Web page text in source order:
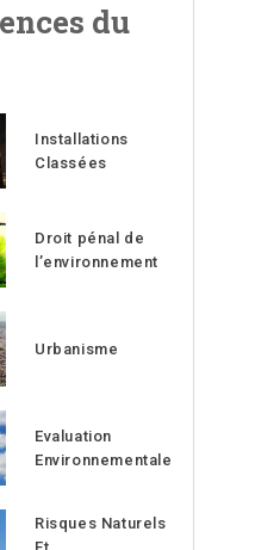
du
Installations
Classées
Droit pénal de
l’environnement
Urbanisme
Evaluation
Environnementale
Risques Naturels
Et